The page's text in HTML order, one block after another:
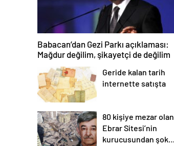
Babacan’dan Gezi Parkı açıklaması:
Mağdur değilim, şikayetçi de değilim
Geride kalan tarih
internette satışta
80 kişiye mezar olan
Ebrar Sitesi’nin
kurucusundan şok